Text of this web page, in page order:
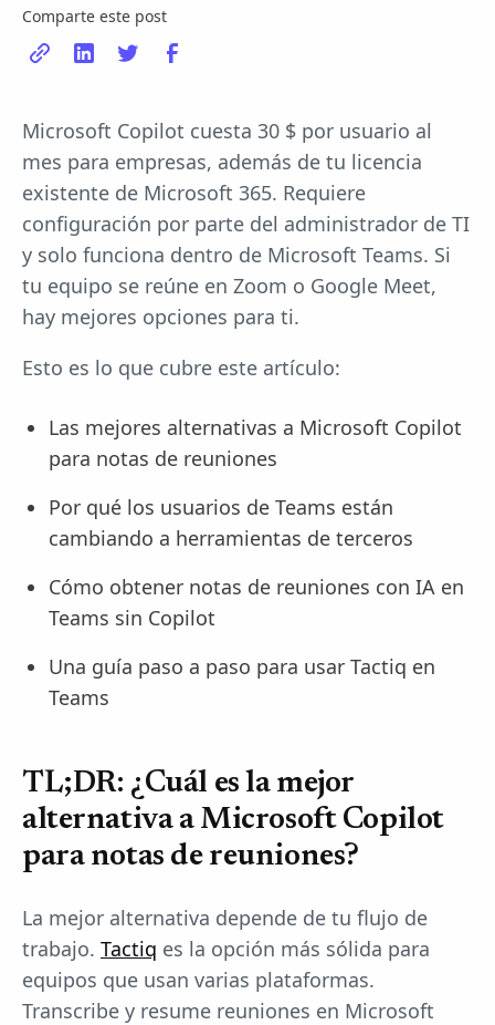
Comparte este post
Microsoft Copilot cuesta 30 $ por usuario al
mes para empresas, además de tu licencia
existente de Microsoft 365. Requiere
configuración por parte del administrador de TI
y solo funciona dentro de Microsoft Teams. Si
tu equipo se reúne en Zoom o Google Meet,
hay mejores opciones para ti.
Esto es lo que cubre este artículo:
Las mejores alternativas a Microsoft Copilot
para notas de reuniones
Por qué los usuarios de Teams están
cambiando a herramientas de terceros
Cómo obtener notas de reuniones con IA en
Teams sin Copilot
Una guía paso a paso para usar Tactiq en
Teams
TL;DR: ¿Cuál es la mejor
alternativa a Microsoft Copilot
para notas de reuniones?
La mejor alternativa depende de tu flujo de
trabajo. Tactiq es la opción más sólida para
equipos que usan varias plataformas.
Transcribe y resume reuniones en Microsoft